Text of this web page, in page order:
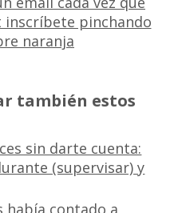
también estos
sin darte cuenta:
(supervisar) y
había contado a